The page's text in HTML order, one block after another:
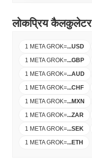
लोकप्रिय कैलकुलेटर
1 META GROK=...USD
1 META GROK=...GBP
1 META GROK=...AUD
1 META GROK=...CHF
1 META GROK=...MXN
1 META GROK=...ZAR
1 META GROK=...SEK
1 META GROK=...ETH